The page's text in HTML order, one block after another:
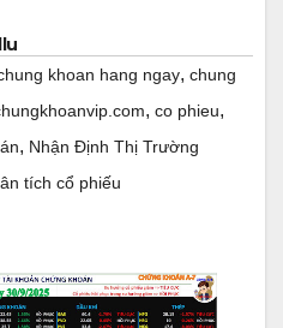
khoan hang ngay, chung
, co phieu,
, Nhận Định Thị Trường
tích cổ phiếu